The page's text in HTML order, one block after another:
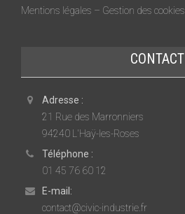
Mentions légales – Gestion des cookies
CONTACT
Adresse :
21 Rue des Marronniers
94240 L'Haÿ-les-Roses
Téléphone :
01 45 76 60 12
E-mail:
contact@civic-industrie.fr